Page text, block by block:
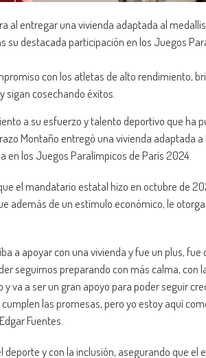
al entregar una vivienda adaptada al
su destacada participación en los Juegos
con los atletas de alto rendimiento,
sigan cosechando éxitos.
a su esfuerzo y talento deportivo que ha
Montaño entregó una vivienda adaptada a
en los Juegos Paralímpicos de París 2024.
el mandatario estatal hizo en octubre de
además de un estímulo económico, le
a apoyar con una vivienda y fue un plus, fue
seguirnos preparando con más calma, con
va a ser un gran apoyo para poder seguir
las promesas, pero yo estoy aquí
Fuentes.
y con la inclusión, asegurando que el